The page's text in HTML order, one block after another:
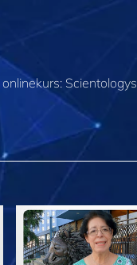
Scientologys